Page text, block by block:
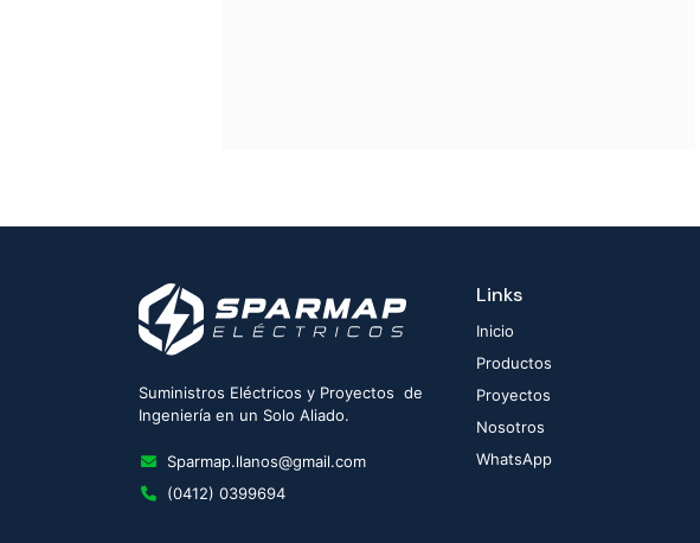
Suministros Eléctricos y Proyectos de
Ingeniería en un Solo Aliado.
Sparmap.llanos@gmail.com
(0412) 0399694
Links
Inicio
Productos
Proyectos
Nosotros
WhatsApp